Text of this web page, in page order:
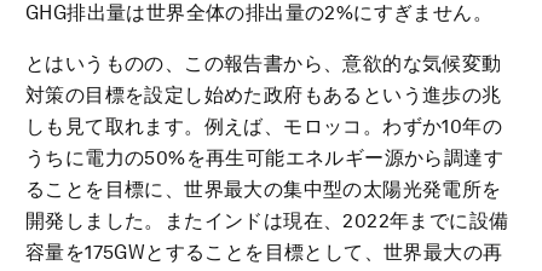
GHG排出量は世界全体の排出量の2%にすぎません。
とはいうものの、この報告書から、意欲的な気候変動
対策の目標を設定し始めた政府もあるという進歩の兆
しも見て取れます。例えば、モロッコ。わずか10年の
うちに電力の50%を再生可能エネルギー源から調達す
ることを目標に、世界最大の集中型の太陽光発電所を
開発しました。またインドは現在、2022年までに設備
容量を175GWとすることを目標として、世界最大の再